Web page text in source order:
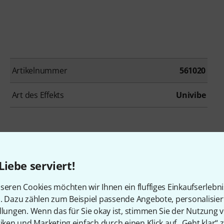
serviert!
Cookies möchten wir Ihnen ein fluffiges
Dazu zählen zum Beispiel passende Angebote,
Wenn das für Sie okay ist, stimmen Sie der Nutzung
Artikelnummer 561020
Art des Effekts Univibe
die sich dieses